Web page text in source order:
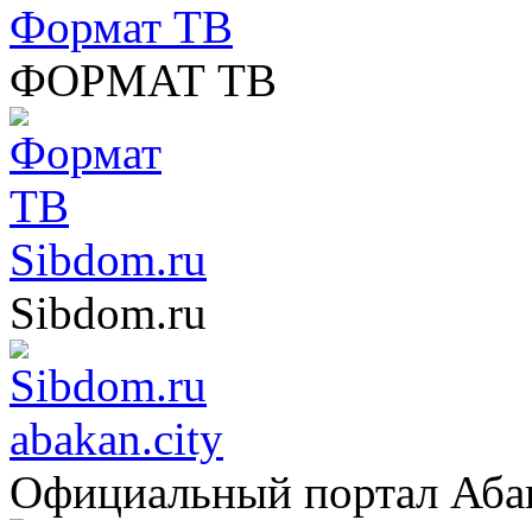
Формат ТВ
ФОРМАТ ТВ
Sibdom.ru
Sibdom.ru
abakan.city
Официальный портал